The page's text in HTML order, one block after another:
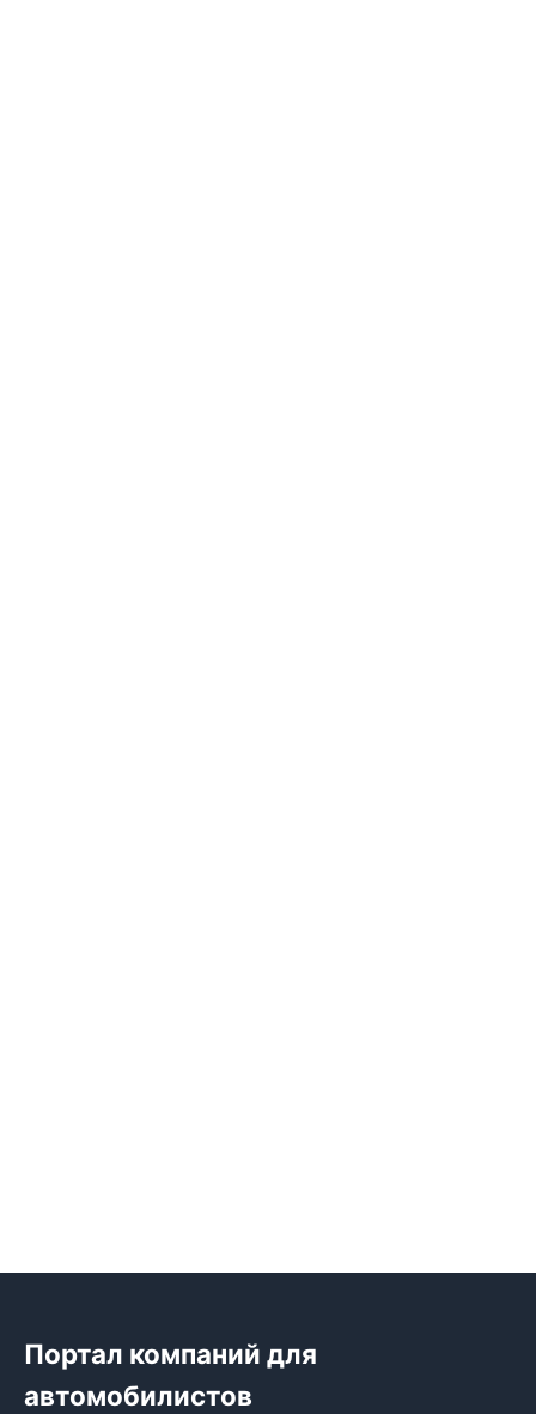
Портал компаний для
автомобилистов